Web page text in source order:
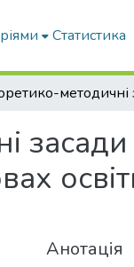
Статистика
Анотація